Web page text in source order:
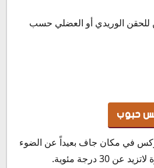
للحقن الوريدي أو العضلي حسب
حبوب
في مكان جاف بعيداً عن الضوء
درجة مئوية.